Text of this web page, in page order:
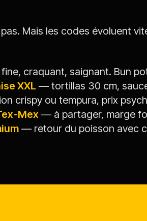
Mais les codes évoluent
craquant, saignant. Bun
XXL — tortillas 30 cm,
crispy ou tempura, prix
Mex — à partager, marge
— retour du poisson avec